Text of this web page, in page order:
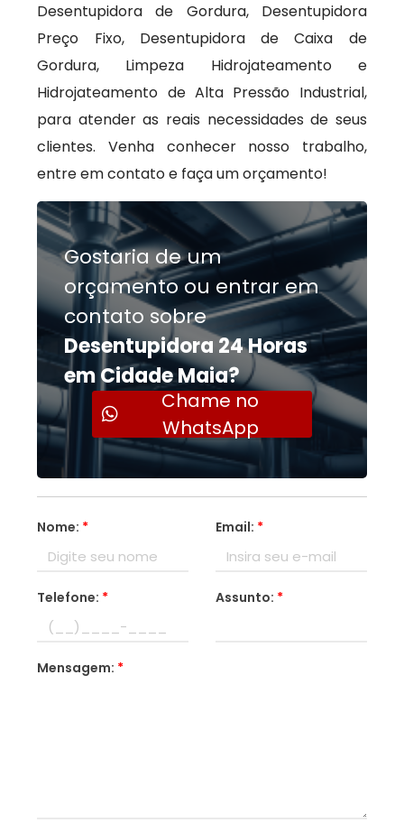
Desentupidora de Gordura, Desentupidora
Preço Fixo, Desentupidora de Caixa de
Gordura, Limpeza Hidrojateamento e
Hidrojateamento de Alta Pressão Industrial,
para atender as reais necessidades de seus
clientes. Venha conhecer nosso trabalho,
entre em contato e faça um orçamento!
Gostaria de um
orçamento ou entrar em
contato sobre
Desentupidora 24 Horas
em Cidade Maia?
Chame no
WhatsApp
Nome: * Email: *
Telefone: * Assunto: *
Mensagem: *